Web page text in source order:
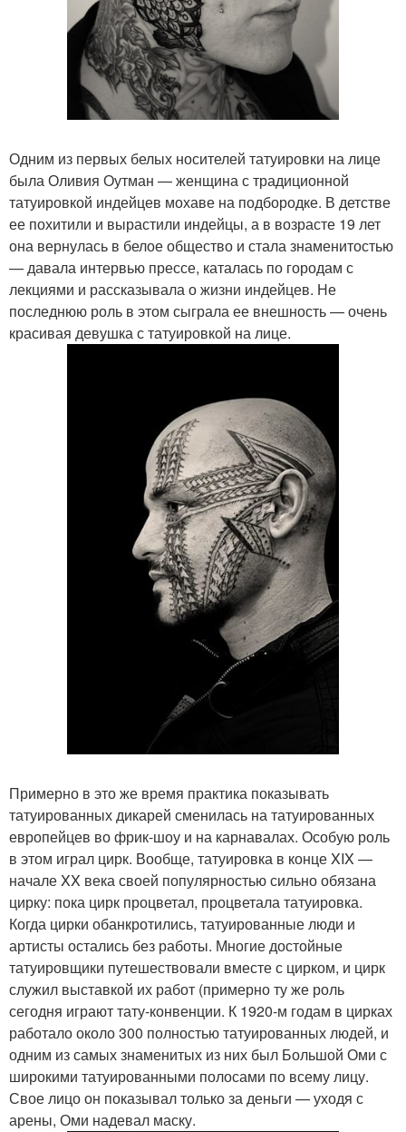
Одним из первых белых носителей татуировки на лице
была Оливия Оутман — женщина с традиционной
татуировкой индейцев мохаве на подбородке. В детстве
ее похитили и вырастили индейцы, а в возрасте 19 лет
она вернулась в белое общество и стала знаменитостью
— давала интервью прессе, каталась по городам с
лекциями и рассказывала о жизни индейцев. Не
последнюю роль в этом сыграла ее внешность — очень
красивая девушка с татуировкой на лице.
Примерно в это же время практика показывать
татуированных дикарей сменилась на татуированных
европейцев во фрик-шоу и на карнавалах. Особую роль
в этом играл цирк. Вообще, татуировка в конце XIX —
начале XX века своей популярностью сильно обязана
цирку: пока цирк процветал, процветала татуировка.
Когда цирки обанкротились, татуированные люди и
артисты остались без работы. Многие достойные
татуировщики путешествовали вместе с цирком, и цирк
служил выставкой их работ (примерно ту же роль
сегодня играют тату-конвенции. К 1920-м годам в цирках
работало около 300 полностью татуированных людей, и
одним из самых знаменитых из них был Большой Оми с
широкими татуированными полосами по всему лицу.
Свое лицо он показывал только за деньги — уходя с
арены, Оми надевал маску.